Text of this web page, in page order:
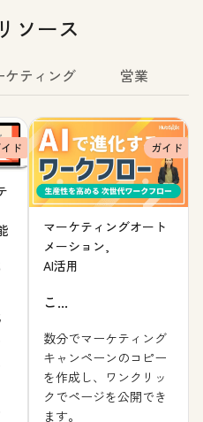
ソース
ケティング 営業
ド ガイド
マーケティングオート
メーション,
AI活用
こ...
数分でマーケティング
キャンペーンのコピー
を作成し、ワンクリッ
クでページを公開でき
ます。